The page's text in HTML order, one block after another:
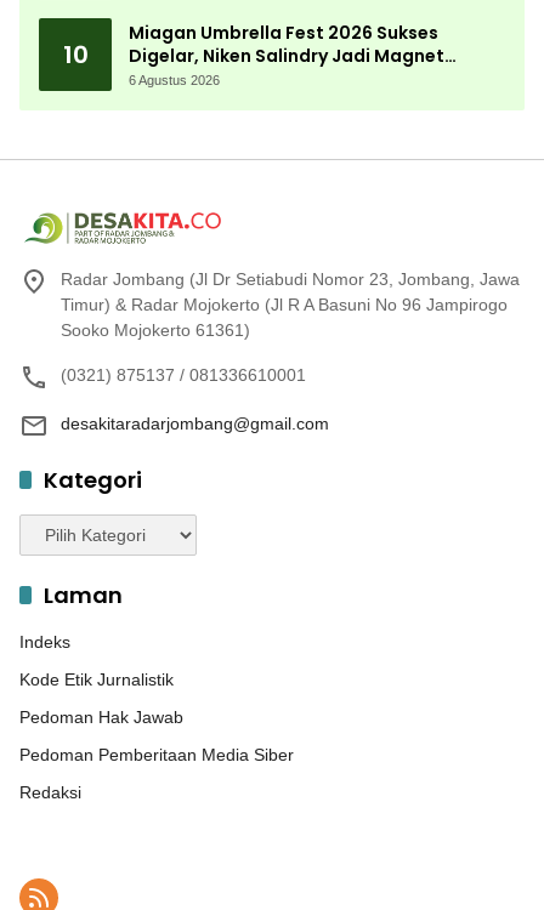
10
Miagan Umbrella Fest 2026 Sukses
Digelar, Niken Salindry Jadi Magnet
Ribuan Pengunjung
6 Agustus 2026
Radar Jombang (Jl Dr Setiabudi Nomor 23, Jombang, Jawa
Timur) & Radar Mojokerto (Jl R A Basuni No 96 Jampirogo
Sooko Mojokerto 61361)
(0321) 875137 / 081336610001
desakitaradarjombang@gmail.com
Kategori
Kategori
Laman
Indeks
Kode Etik Jurnalistik
Pedoman Hak Jawab
Pedoman Pemberitaan Media Siber
Redaksi